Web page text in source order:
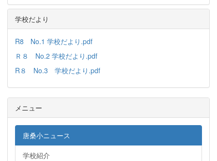
学校だより
R8 No.1 学校だより.pdf
Ｒ８ No.2 学校だより.pdf
R８ No.3 学校だより.pdf
メニュー
唐桑小ニュース
学校紹介